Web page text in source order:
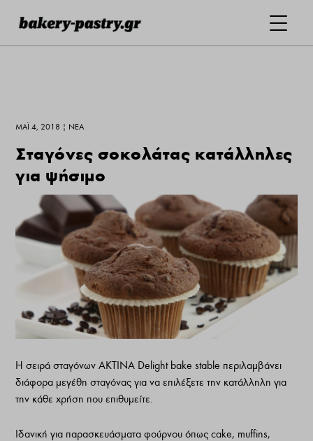
ΜΆΙ 4, 2018 | ΝΕΑ
Σταγόνες σοκολάτας κατάλληλες
για ψήσιμο
Η σειρά σταγόνων ΑΚΤΙΝΑ Delight bake stable περιλαμβάνει
διάφορα μεγέθη σταγόνας για να επιλέξετε την κατάλληλη για
την κάθε χρήση που επιθυμείτε.
Ιδανική για παρασκευάσματα φούρνου όπως cake, muffins,